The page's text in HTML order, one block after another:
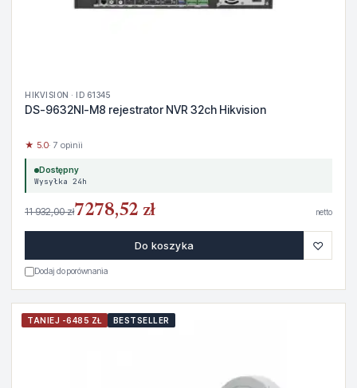
HIKVISION · ID 61345
DS-9632NI-M8 rejestrator NVR 32ch Hikvision
★ 5.0· 7 opinii
Dostępny
Wysyłka 24h
11 932,00 zł7278,52 zł netto
Do koszyka ♡
Dodaj do porównania
TANIEJ -6485 ZŁ BESTSELLER